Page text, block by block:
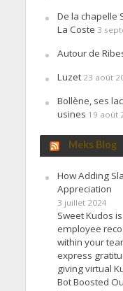
De la chapelle
La Coste 3
Autour de
Luzet 23 août
Bollène, ses
usines 19 août
Meks Blog
How Adding
Appreciation
3 juillet 2024
Sweet Kudos
employee
within your
express
giving virtual
Bot Boosted